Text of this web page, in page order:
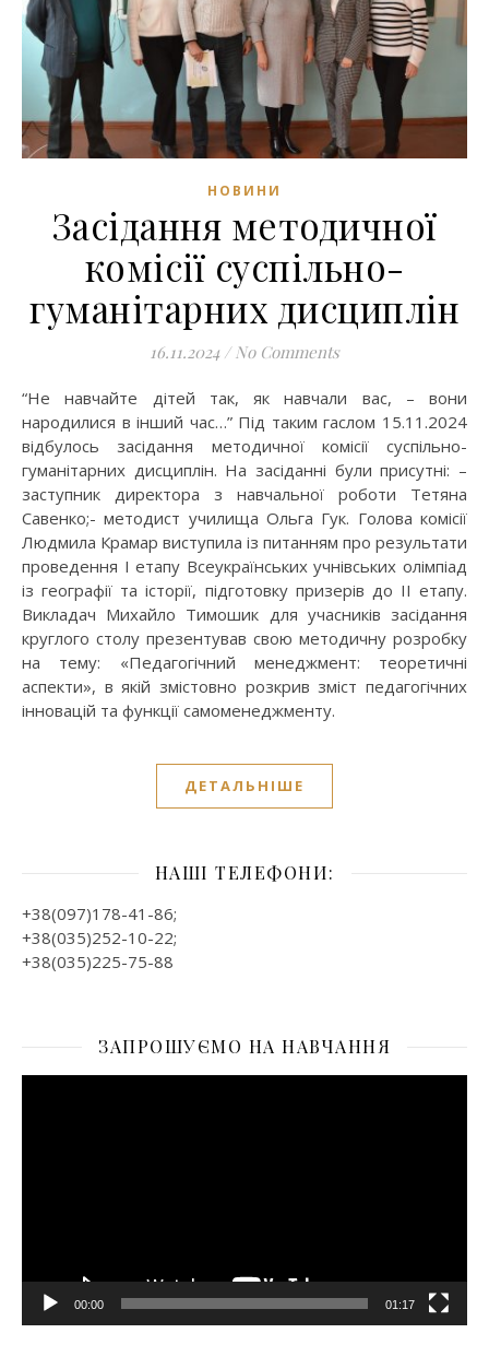
НОВИНИ
Засідання методичної
комісії суспільно-
гуманітарних дисциплін
16.11.2024 / No Comments
“Не навчайте дітей так, як навчали вас, – вони
народилися в інший час…” Під таким гаслом 15.11.2024
відбулось засідання методичної комісії суспільно-
гуманітарних дисциплін. На засіданні були присутні: –
заступник директора з навчальної роботи Тетяна
Савенко;- методист училища Ольга Гук. Голова комісії
Людмила Крамар виступила із питанням про результати
проведення І етапу Всеукраїнських учнівських олімпіад
із географії та історії, підготовку призерів до ІІ етапу.
Викладач Михайло Тимошик для учасників засідання
круглого столу презентував свою методичну розробку
на тему: «Педагогічний менеджмент: теоретичні
аспекти», в якій змістовно розкрив зміст педагогічних
інновацій та функції самоменеджменту.
ДЕТАЛЬНІШЕ
НАШІ ТЕЛЕФОНИ:
+38(097)178-41-86;
+38(035)252-10-22;
+38(035)225-75-88
ЗАПРОШУЄМО НА НАВЧАННЯ
Відеопрогравач
00:00 01:17